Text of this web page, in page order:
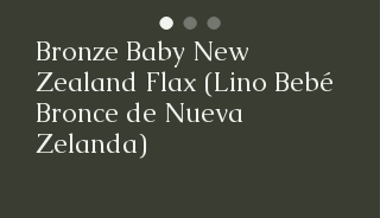
Bronze Baby New
Zealand Flax (Lino Bebé
Bronce de Nueva
Zelanda)